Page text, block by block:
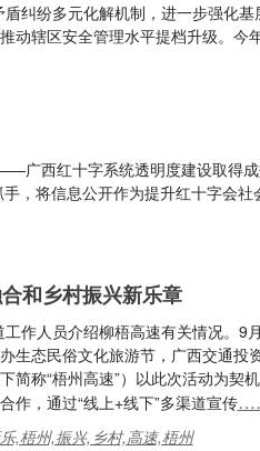
纠纷多元化解机制，进一步强化基
动辖区安全管理水平提档升级。今
广西红十字系统透明度建设取得
，将信息公开作为提升红十字会社
和乡村振兴新乐章
作人员介绍柳梧高速有关情况。9
生态民俗文化旅游节，广西交通投
简称“梧州高速”）以此次活动为契
作，通过“线上+线下”多渠道宣传
,梧州,振兴,乡村,高速,梧州